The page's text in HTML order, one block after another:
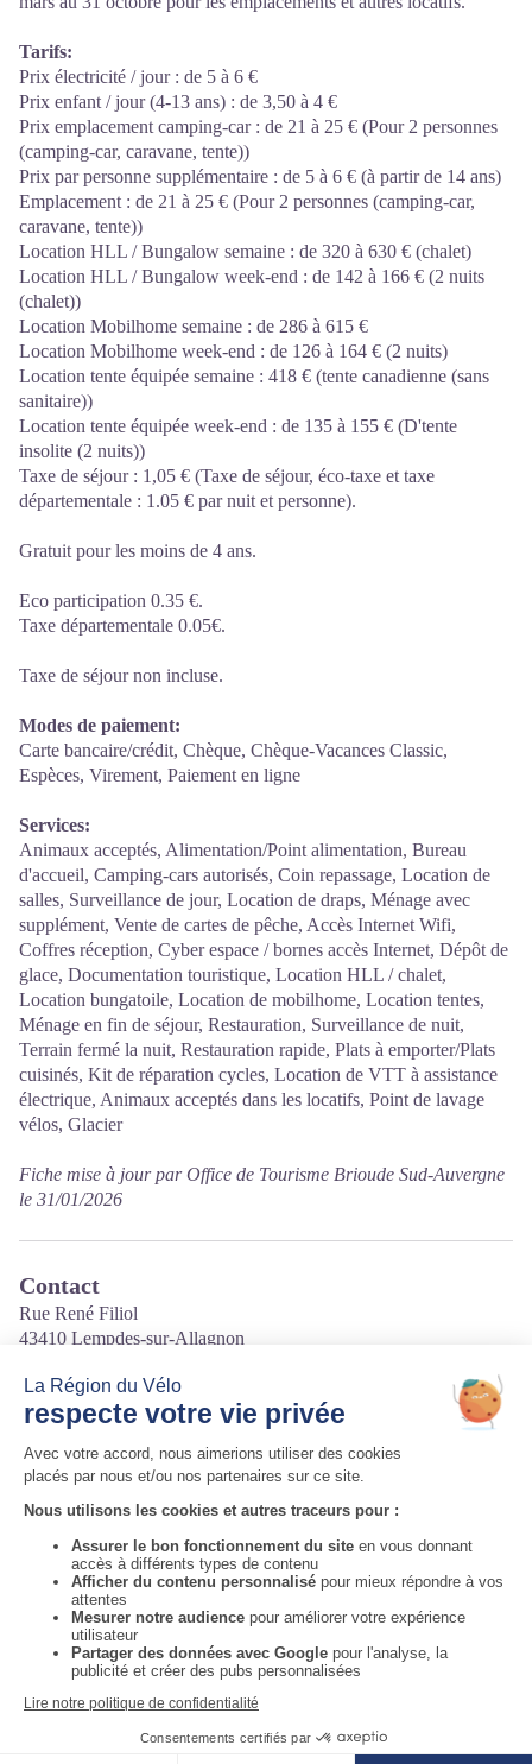
Voir la carte
Tarifs:
Prix électricité / jour : de 5 à 6 €
Prix enfant / jour (4-13 ans) : de 3,50 à 4 €
Prix emplacement camping-car : de 21 à 25 € (Pour 2 personnes
(camping-car, caravane, tente))
Prix par personne supplémentaire : de 5 à 6 € (à partir de 14 ans)
Emplacement : de 21 à 25 € (Pour 2 personnes (camping-car,
caravane, tente))
Location HLL / Bungalow semaine : de 320 à 630 € (chalet)
Location HLL / Bungalow week-end : de 142 à 166 € (2 nuits
(chalet))
Location Mobilhome semaine : de 286 à 615 €
Location Mobilhome week-end : de 126 à 164 € (2 nuits)
Location tente équipée semaine : 418 € (tente canadienne (sans
sanitaire))
Location tente équipée week-end : de 135 à 155 € (D'tente
insolite (2 nuits))
Taxe de séjour : 1,05 € (Taxe de séjour, éco-taxe et taxe
départementale : 1.05 € par nuit et personne).
Gratuit pour les moins de 4 ans.
Eco participation 0.35 €.
Taxe départementale 0.05€.
Taxe de séjour non incluse.
Modes de paiement:
Carte bancaire/crédit, Chèque, Chèque-Vacances Classic,
Espèces, Virement, Paiement en ligne
Services:
Animaux acceptés, Alimentation/Point alimentation, Bureau
d'accueil, Camping-cars autorisés, Coin repassage, Location de
salles, Surveillance de jour, Location de draps, Ménage avec
supplément, Vente de cartes de pêche, Accès Internet Wifi,
Coffres réception, Cyber espace / bornes accès Internet, Dépôt de
glace, Documentation touristique, Location HLL / chalet,
Location bungatoile, Location de mobilhome, Location tentes,
Ménage en fin de séjour, Restauration, Surveillance de nuit,
Terrain fermé la nuit, Restauration rapide, Plats à emporter/Plats
cuisinés, Kit de réparation cycles, Location de VTT à assistance
électrique, Animaux acceptés dans les locatifs, Point de lavage
vélos, Glacier
Fiche mise à jour par Office de Tourisme Brioude Sud-Auvergne
le 31/01/2026
Contact
Rue René Filiol
43410 Lempdes-sur-Allagnon
Courriel:
centre.auvergne.camping@orange.fr
Site internet:
http://www.campingenauvergne.com
Auvergne-Rhône-Alpes Tourisme
Informations complémentaires